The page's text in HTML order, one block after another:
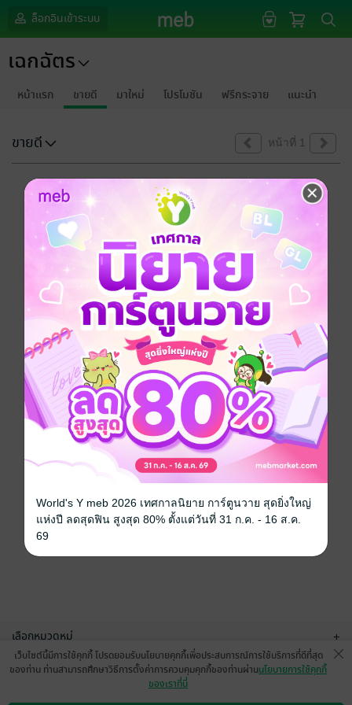
ล็อกอินเข้าระบบ
เฉกฉัตร
หน้าแรก ขายดี มาใหม่ โปรโมชัน ฟรีกระจาย แนะนำ
ขายดี หน้าที่ 1
ขออภัยด้วยนะคะ
ไม่พบข้อมูลในหัวข้อที่คุณกำลังชมค่ะ
เลือกหมวดหมู่ +
บริการช่วยเหลือ
เว็บไซต์นี้มีการใช้คุกกี้ โปรดยอมรับนโยบายคุกกี้เพื่อประสบการณ์การใช้บริการที่ดีที่สุด
ของท่าน ท่านสามารถศึกษาวิธีการตั้งค่าการควบคุมคุกกี้ของท่านผ่านนโยบายการใช้คุกกี้
ของเราที่นี่
World's Y meb 2026 เทศกาลนิยาย การ์ตูนวาย สุดยิ่งใหญ่
แห่งปี ลดสุดฟิน สูงสุด 80% ตั้งแต่วันที่ 31 ก.ค. - 16 ส.ค.
69